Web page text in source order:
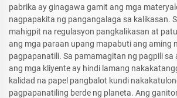
pabrika ay ginagawa gamit ang mga
nagpapakita ng pangangalaga sa kalikasan.
mahigpit na regulasyon pangkalikasan at
ang mga paraan upang mapabuti ang aming
pagpapanatili. Sa pamamagitan ng pagpili sa
ang mga kliyente ay hindi lamang
kalidad na papel pangbalot kundi
pagpapanatiling berde ng planeta. Ang